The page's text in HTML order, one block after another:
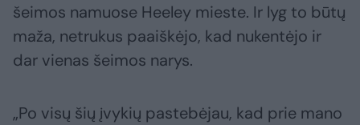
šeimos namuose Heeley mieste. Ir lyg to būtų
maža, netrukus paaiškėjo, kad nukentėjo ir
dar vienas šeimos narys.
„Po visų šių įvykių pastebėjau, kad prie mano